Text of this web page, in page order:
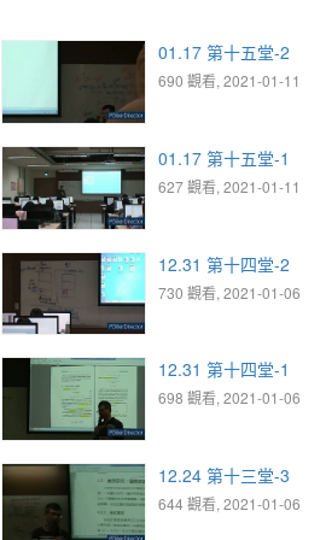
01.17 第十五堂-2
690 觀看, 2021-01-11
01.17 第十五堂-1
627 觀看, 2021-01-11
12.31 第十四堂-2
730 觀看, 2021-01-06
12.31 第十四堂-1
698 觀看, 2021-01-06
12.24 第十三堂-3
644 觀看, 2021-01-06